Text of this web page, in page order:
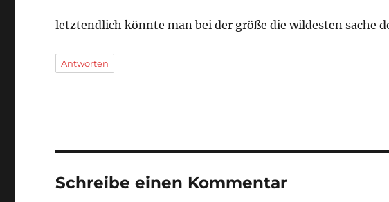
letztendlich könnte man bei der größe die wildesten sache
Antworten
Schreibe einen Kommentar